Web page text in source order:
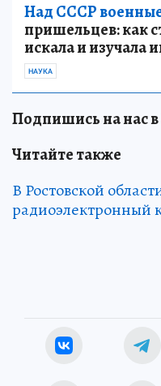
Над СССР
пришельцев: как
искала и изучала
НАУКА
Подпишись на нас в
Читайте также
В Ростовской
радиоэлектронный